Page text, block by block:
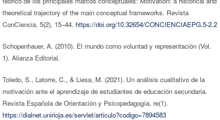
theoretical trajectory of the main conceptual frameworks. Revista
ConCiencia, 5(2), 15–44. https://doi.org/10.32654/CONCIENCIAEPG.5-2.2
Schopenhauer, A. (2010). El mundo como voluntad y representación (Vol.
1). Alianza Editorial.
Toledo, S., Latorre, C., & Liesa, M. (2021). Un análisis cualitativo de la
motivación ante el aprendizaje de estudiantes de educación secundaria.
Revista Española de Orientación y Psicopedagogía, re(1).
https://dialnet.unirioja.es/servlet/articulo?codigo=7894583